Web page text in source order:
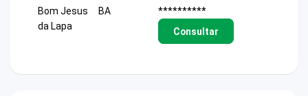
Bom Jesus
da Lapa
BA
**********
Consultar